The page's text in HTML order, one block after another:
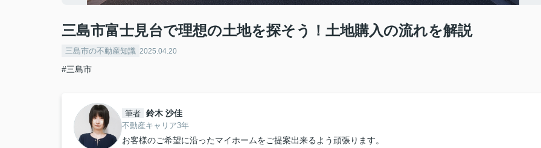
三島市富士見台で理想の土地を探そう！土地購入の流れを解説
三島市の不動産知識 2025.04.20
#三島市
筆者 鈴木 沙佳
不動産キャリア3年
お客様のご希望に沿ったマイホームをご提案出来るよう頑張ります。